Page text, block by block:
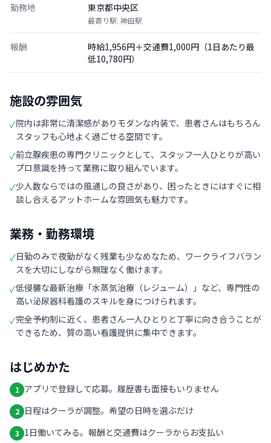
勤務地 東京都中央区
最寄り駅: 神田駅
報酬
時給1,956円＋交通費1,000円（1日あたり最
低10,780円）
施設の雰囲気
✓院内は非常に清潔感がありモダンな内装で、患者さんはもちろん
スタッフも心地よく過ごせる空間です。
✓前立腺疾患の専門クリニックとして、スタッフ一人ひとりが高い
プロ意識を持って業務に取り組んでいます。
✓少人数ならではの風通しの良さがあり、困ったときにはすぐに相
談し合えるアットホームな雰囲気も魅力です。
業務・勤務環境
✓日勤のみで夜勤がなく残業も少なめなため、ワークライフバラン
スを大切にしながら無理なく働けます。
✓低侵襲な最新治療「水蒸気治療（レジューム）」など、専門性の
高い泌尿器科看護のスキルを身につけられます。
✓完全予約制に近く、患者さん一人ひとりと丁寧に向き合うことが
できるため、質の高い看護提供に集中できます。
はじめかた
1 アプリで登録して応募。履歴書も面接もいりません
2 日程はクーラが調整。希望の日時を選ぶだけ
3 1日働いてみる。報酬と交通費はクーラからお支払い